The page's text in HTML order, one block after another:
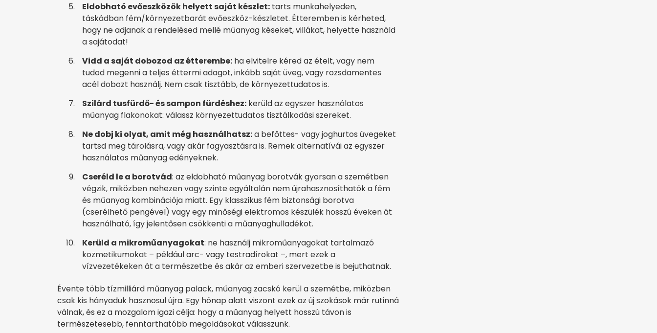
Eldobható evőeszközök helyett saját készlet: tarts munkahelyeden,
táskádban fém/környezetbarát evőeszköz-készletet. Étteremben is kérheted,
hogy ne adjanak a rendelésed mellé műanyag késeket, villákat, helyette használd
a sajátodat!
Vidd a saját dobozod az étterembe: ha elvitelre kéred az ételt, vagy nem
tudod megenni a teljes éttermi adagot, inkább saját üveg, vagy rozsdamentes
acél dobozt használj. Nem csak tisztább, de környezettudatos is.
Szilárd tusfürdő- és sampon fürdéshez: kerüld az egyszer használatos
műanyag flakonokat: válassz környezettudatos tisztálkodási szereket.
Ne dobj ki olyat, amit még használhatsz:a befőttes- vagy joghurtos üvegeket
tartsd meg tárolásra, vagy akár fagyasztásra is. Remek alternatívái az egyszer
használatos műanyag edényeknek.
Cseréld le a borotvád: az eldobható műanyag borotvák gyorsan a szemétben
végzik, miközben nehezen vagy szinte egyáltalán nem újrahasznosíthatók a fém
és műanyag kombinációja miatt. Egy klasszikus fém biztonsági borotva
(cserélhető pengével) vagy egy minőségi elektromos készülék hosszú éveken át
használható, így jelentősen csökkenti a műanyaghulladékot.
Kerüld a mikroműanyagokat: ne használj mikroműanyagokat tartalmazó
kozmetikumokat – például arc- vagy testradírokat –, mert ezek a
vízvezetékeken át a természetbe és akár az emberi szervezetbe is bejuthatnak.
Évente több tízmilliárd műanyag palack, műanyag zacskó kerül a szemétbe, miközben
csak kis hányaduk hasznosul újra. Egy hónap alatt viszont ezek az új szokások már rutinná
válnak, és ez a mozgalom igazi célja: hogy a műanyag helyett hosszú távon is
természetesebb, fenntarthatóbb megoldásokat válasszunk.